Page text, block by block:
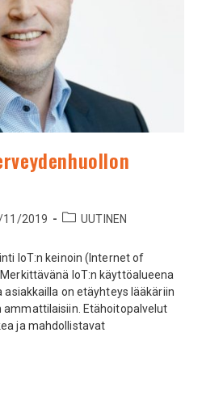
11/2019 UUTINEN
IoT:n keinoin (Internet of
IoT:n käyttöalueena
on etäyhteys lääkäriin
Etähoitopalvelut
ja mahdollistavat